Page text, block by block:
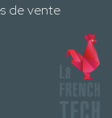
de vente